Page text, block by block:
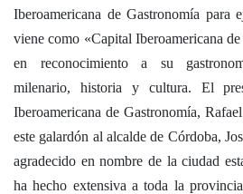
Iberoamericana de Gastronomía para
viene como «Capital Iberoamericana
en reconocimiento a su
milenario, historia y cultura. El
Iberoamericana de Gastronomía,
este galardón al alcalde de Córdoba,
agradecido en nombre de la ciudad
ha hecho extensiva a toda la